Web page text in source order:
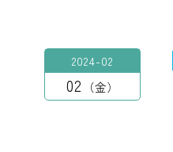
2024-02
02 金